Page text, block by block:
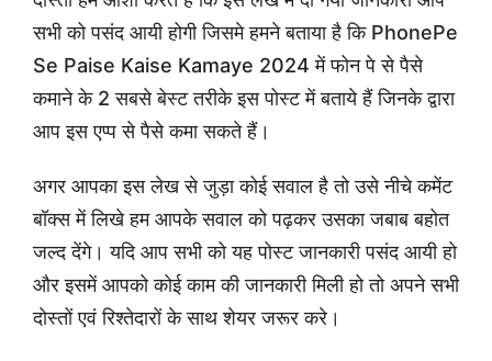
सभी को पसंद आयी होगी जिसमे हमने बताया है कि PhonePe
Se Paise Kaise Kamaye 2024 में फोन पे से पैसे
कमाने के 2 सबसे बेस्ट तरीके इस पोस्ट में बताये हैं जिनके द्वारा
आप इस एप्प से पैसे कमा सकते हैं।
अगर आपका इस लेख से जुड़ा कोई सवाल है तो उसे नीचे कमेंट
बॉक्स में लिखे हम आपके सवाल को पढ़कर उसका जबाब बहोत
जल्द देंगे। यदि आप सभी को यह पोस्ट जानकारी पसंद आयी हो
और इसमें आपको कोई काम की जानकारी मिली हो तो अपने सभी
दोस्तों एवं रिश्तेदारों के साथ शेयर जरूर करे।